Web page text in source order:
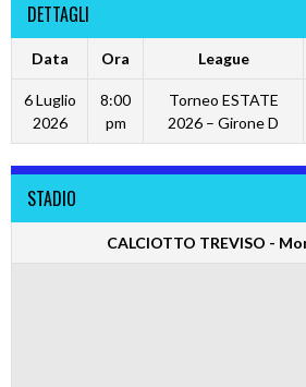
DETTAGLI
Data Ora League
6 Luglio
2026
8:00
pm
Torneo ESTATE
2026 – Girone D
STADIO
CALCIOTTO TREVISO -